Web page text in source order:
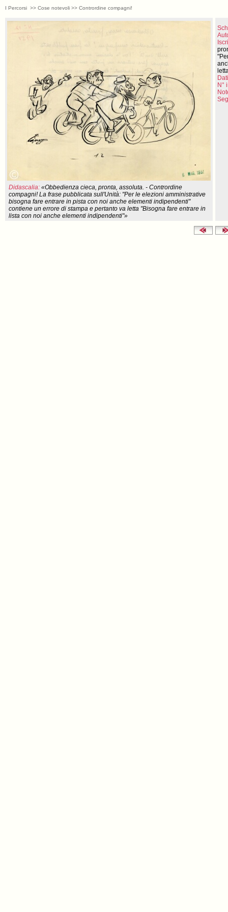
I Percorsi >> Cose notevoli >> Contrordine compagni!
Didascalia: «Obbedienza cieca, pronta, assoluta. - Contrordine
compagni! La frase pubblicata sull'Unità: "Per le elezioni amministrative
bisogna fare entrare in pista con noi anche elementi indipendenti"
contiene un errore di stampa e pertanto va letta "Bisogna fare entrare in
lista con noi anche elementi indipendenti"»
N°